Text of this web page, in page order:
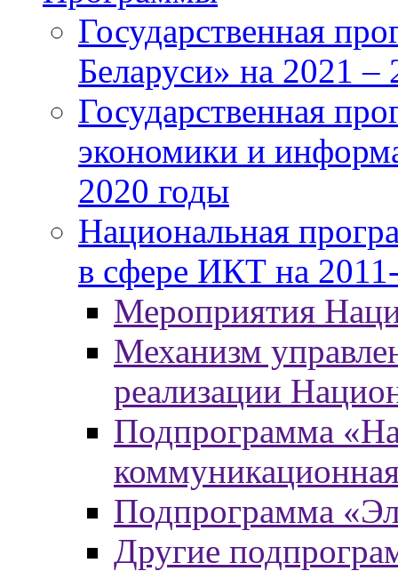
Государственная
Беларуси» на 2021 –
Государственная
экономики и
2020 годы
Национальная
в сфере ИКТ на
Мероприятия
Механизм
реализации
Подпрограмма
Подпрограмма
Другие